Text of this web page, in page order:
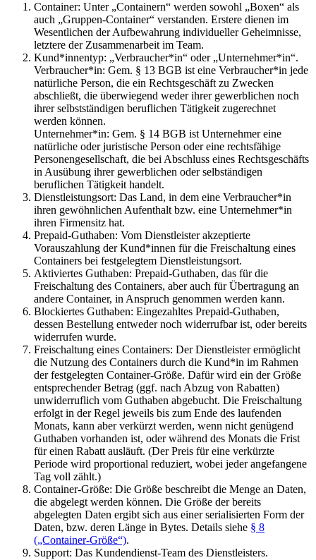
Container: Unter „Containern“ werden sowohl „Boxen“ als
auch „Gruppen-Container“ verstanden. Erstere dienen im
Wesentlichen der Aufbewahrung individueller Geheimnisse,
letztere der Zusammenarbeit im Team.
Kund*innentyp: „Verbraucher*in“ oder „Unternehmer*in“.
Verbraucher*in: Gem. § 13 BGB ist eine Verbraucher*in jede
natürliche Person, die ein Rechtsgeschäft zu Zwecken
abschließt, die überwiegend weder ihrer gewerblichen noch
ihrerselbst­stän­di­gen beruflichen Tätigkeit zugerechnet
werden können.
Unternehmer*in: Gem. § 14 BGB ist Unternehmer eine
natürliche oder juristische Person oder eine rechtsfähige
Personengesellschaft, die bei Abschluss eines Rechtsgeschäfts
in Aus­übung ihrer gewerblichen oder selbständigen
beruflichen Tätigkeit handelt.
Dienstleistungsort: Das Land, in dem eine Verbraucher*in
ihren gewöhnlichen Aufenthalt bzw. eine Unternehmer*in
ihren Firmensitz hat.
Prepaid-Guthaben: Vom Dienstleister akzeptierte
Vorauszahlung der Kund*innen für die Freischaltung eines
Containers bei festgelegtem Dienstleistungsort.
Aktiviertes Guthaben: Prepaid-Guthaben, das für die
Freischaltung des Containers, aber auch fürÜber­tra­gung an
andere Container, in Anspruch genommen werden kann.
Blockiertes Guthaben: Eingezahltes Prepaid-Guthaben,
dessen Bestellung entweder noch widerrufbar ist, oder bereits
widerrufen wurde.
Freischaltung eines Containers: Der Dienstleister ermöglicht
die Nutzung des Containers durch die Kund*in im Rahmen
der festgelegten Container-Größe. Dafür wird ein der Größe
entsprechender Betrag (ggf. nach Abzug von Rabatten)
unwiderruflich vom Guthaben abgebucht. Die Freischaltung
erfolgt in der Regel jeweils bis zum Ende des laufenden
Monats, kann aber verkürzt werden, wenn nicht genügend
Guthaben vorhanden ist, oder während des Monats die Frist
für einen Rabatt ausläuft. (Der Preis für eine verkürzte
Periode wird proportional reduziert, wobei jeder angefangene
Tag voll zählt.)
Container-Größe: Die Größe beschreibt die Menge an Daten,
die abgelegt werden können. Die Größe der bereits
abgelegten Daten ergibt sich aus einer serialisierten Form der
Daten, bzw. deren Länge in Bytes. Details siehe § 8
(„Container-Größe“).
Support: Das Kundendienst-Team des Dienstleisters.